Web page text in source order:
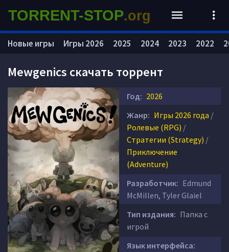
Mewgenics скачать торрент
Год: 2026
Жанр: Игры 2026 года /
Ролевые (RPG) /
Стратегии (Strategy) /
Приключение
(Adventure)
Разработчик: Edmund
McMillen, Tyler Glaiel
Тип издания: Папка с
игрой
Язык интерфейса:
Новые игры Игры 2026 2025 2024 2023 2022
TORRENT-STOP.org